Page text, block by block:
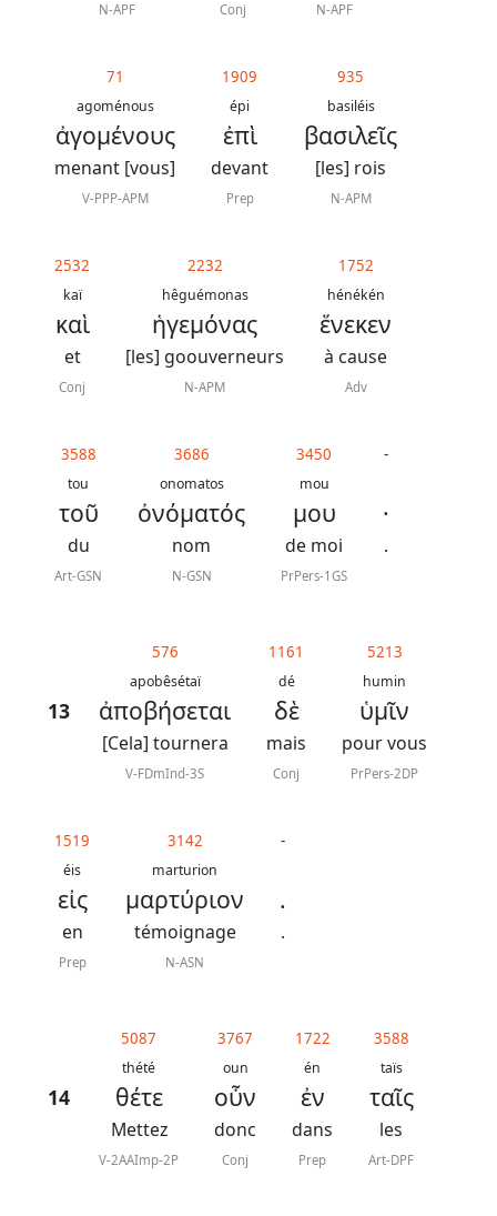
N-APF Conj N-APF
71
agoménous
ἀγομένους
menant [vous]
V-PPP-APM
1909
épi
ἐπὶ
devant
Prep
935
basiléis
βασιλεῖς
[les] rois
N-APM
2532
kaï
καὶ
et
Conj
2232
hêguémonas
ἡγεμόνας
[les] goouverneurs
N-APM
1752
hénékén
ἕνεκεν
à cause
Adv
3588
tou
τοῦ
du
Art-GSN
3686
onomatos
ὀνόματός
nom
N-GSN
3450
mou
μου
de moi
PrPers-1GS
-
·
.
13
576
apobêsétaï
ἀποβήσεται
[Cela] tournera
V-FDmInd-3S
1161
dé
δὲ
mais
Conj
5213
humin
ὑμῖν
pour vous
PrPers-2DP
1519
éis
εἰς
en
Prep
3142
marturion
μαρτύριον
témoignage
N-ASN
-
.
.
14
5087
thété
θέτε
Mettez
V-2AAImp-2P
3767
oun
οὖν
donc
Conj
1722
én
ἐν
dans
Prep
3588
taïs
ταῖς
les
Art-DPF